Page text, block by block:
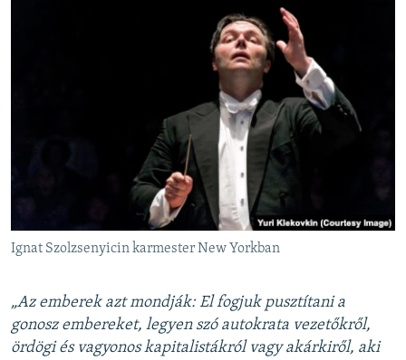
Ignat Szolzsenyicin karmester New Yorkban
„Az emberek azt mondják: El fogjuk pusztítani a
gonosz embereket, legyen szó autokrata vezetőkről,
ördögi és vagyonos kapitalistákról vagy akárkiről, aki